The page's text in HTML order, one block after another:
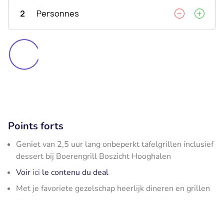
2 Personnes
Points forts
Geniet van 2,5 uur lang onbeperkt tafelgrillen inclusief
dessert bij Boerengrill Boszicht Hooghalen
Voir ici le contenu du deal
Met je favoriete gezelschap heerlijk dineren en grillen